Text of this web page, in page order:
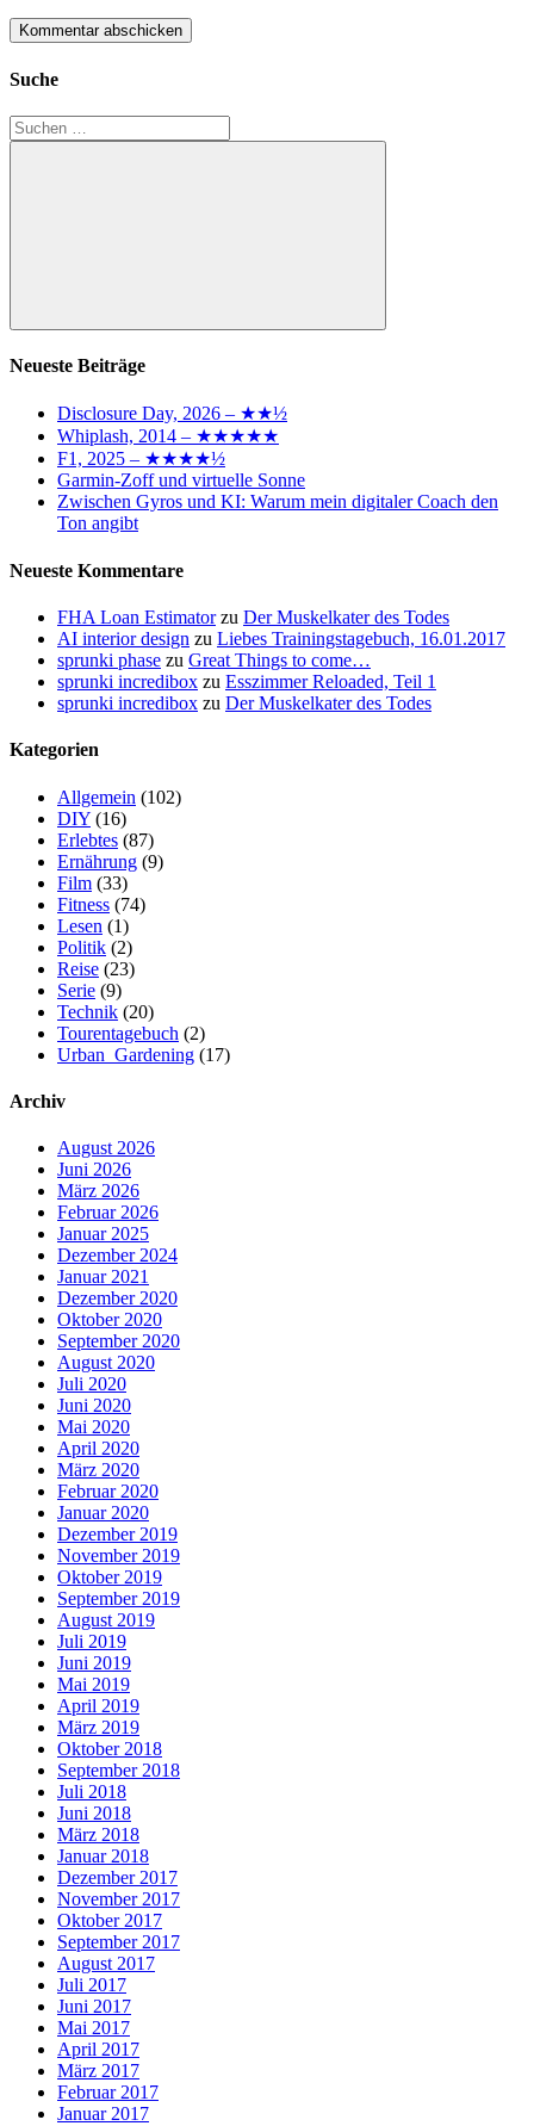
Suche
Suchen
nach:
Suchen
Neueste Beiträge
Disclosure Day, 2026 – ★★½
Whiplash, 2014 – ★★★★★
F1, 2025 – ★★★★½
Garmin-Zoff und virtuelle Sonne
Zwischen Gyros und KI: Warum mein digitaler Coach den
Ton angibt
Neueste Kommentare
FHA Loan Estimatorzu Der Muskelkater des Todes
AI interior design zu Liebes Trainingstagebuch, 16.01.2017
sprunki phase zu Great Things to come…
sprunki incredibox zu Esszimmer Reloaded, Teil 1
sprunki incredibox zu Der Muskelkater des Todes
Kategorien
Allgemein (102)
DIY (16)
Erlebtes (87)
Ernährung (9)
Film (33)
Fitness (74)
Lesen (1)
Politik (2)
Reise (23)
Serie (9)
Technik (20)
Tourentagebuch (2)
Urban_Gardening (17)
Archiv
August 2026
Juni 2026
März 2026
Februar 2026
Januar 2025
Dezember 2024
Januar 2021
Dezember 2020
Oktober 2020
September 2020
August 2020
Juli 2020
Juni 2020
Mai 2020
April 2020
März 2020
Februar 2020
Januar 2020
Dezember 2019
November 2019
Oktober 2019
September 2019
August 2019
Juli 2019
Juni 2019
Mai 2019
April 2019
März 2019
Oktober 2018
September 2018
Juli 2018
Juni 2018
März 2018
Januar 2018
Dezember 2017
November 2017
Oktober 2017
September 2017
August 2017
Juli 2017
Juni 2017
Mai 2017
April 2017
März 2017
Februar 2017
Januar 2017